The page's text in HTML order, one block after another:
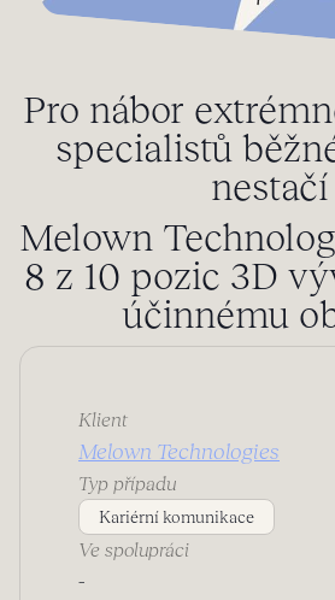
Pro nábor
specialistů
nestačí
Melown
8 z 10 pozic 3D
účinnému
Klient
Melown Technologies
Typ případu
Kariérní komunikace
Ve spolupráci
-